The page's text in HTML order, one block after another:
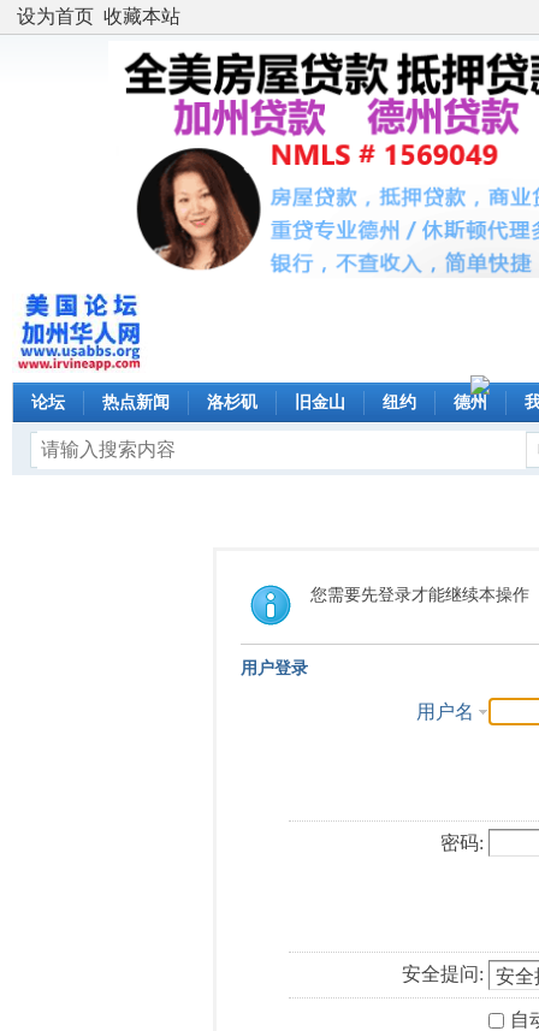
设为首页 收藏本站
论坛 热点新闻 洛杉矶 旧金山 纽约 德州
您需要先登录才能继续本操作
用户登录
用户名
密码:
安全提问:
自